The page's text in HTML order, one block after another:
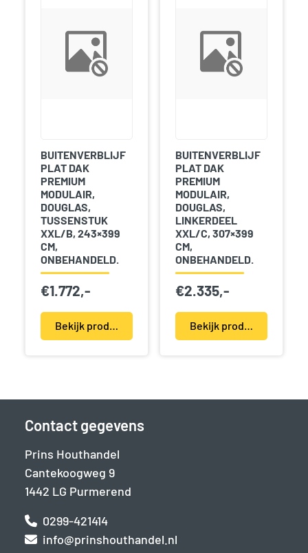
BUITENVERBLIJF
PLAT DAK
PREMIUM
MODULAIR,
DOUGLAS,
TUSSENSTUK
XXL/B, 243×399
CM,
ONBEHANDELD.
€1.772,-
Bekijk product(en)
BUITENVERBLIJF
PLAT DAK
PREMIUM
MODULAIR,
DOUGLAS,
LINKERDEEL
XXL/C, 307×399
CM,
ONBEHANDELD.
€2.335,-
Bekijk product(en)
Contact gegevens
Prins Houthandel
Cantekoogweg 9
1442 LG Purmerend
0299-421414
info@prinshouthandel.nl